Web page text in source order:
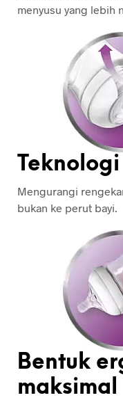
menyusu yang lebih
Mengurangi
bukan ke perut bayi.
Bentuk
maksimal